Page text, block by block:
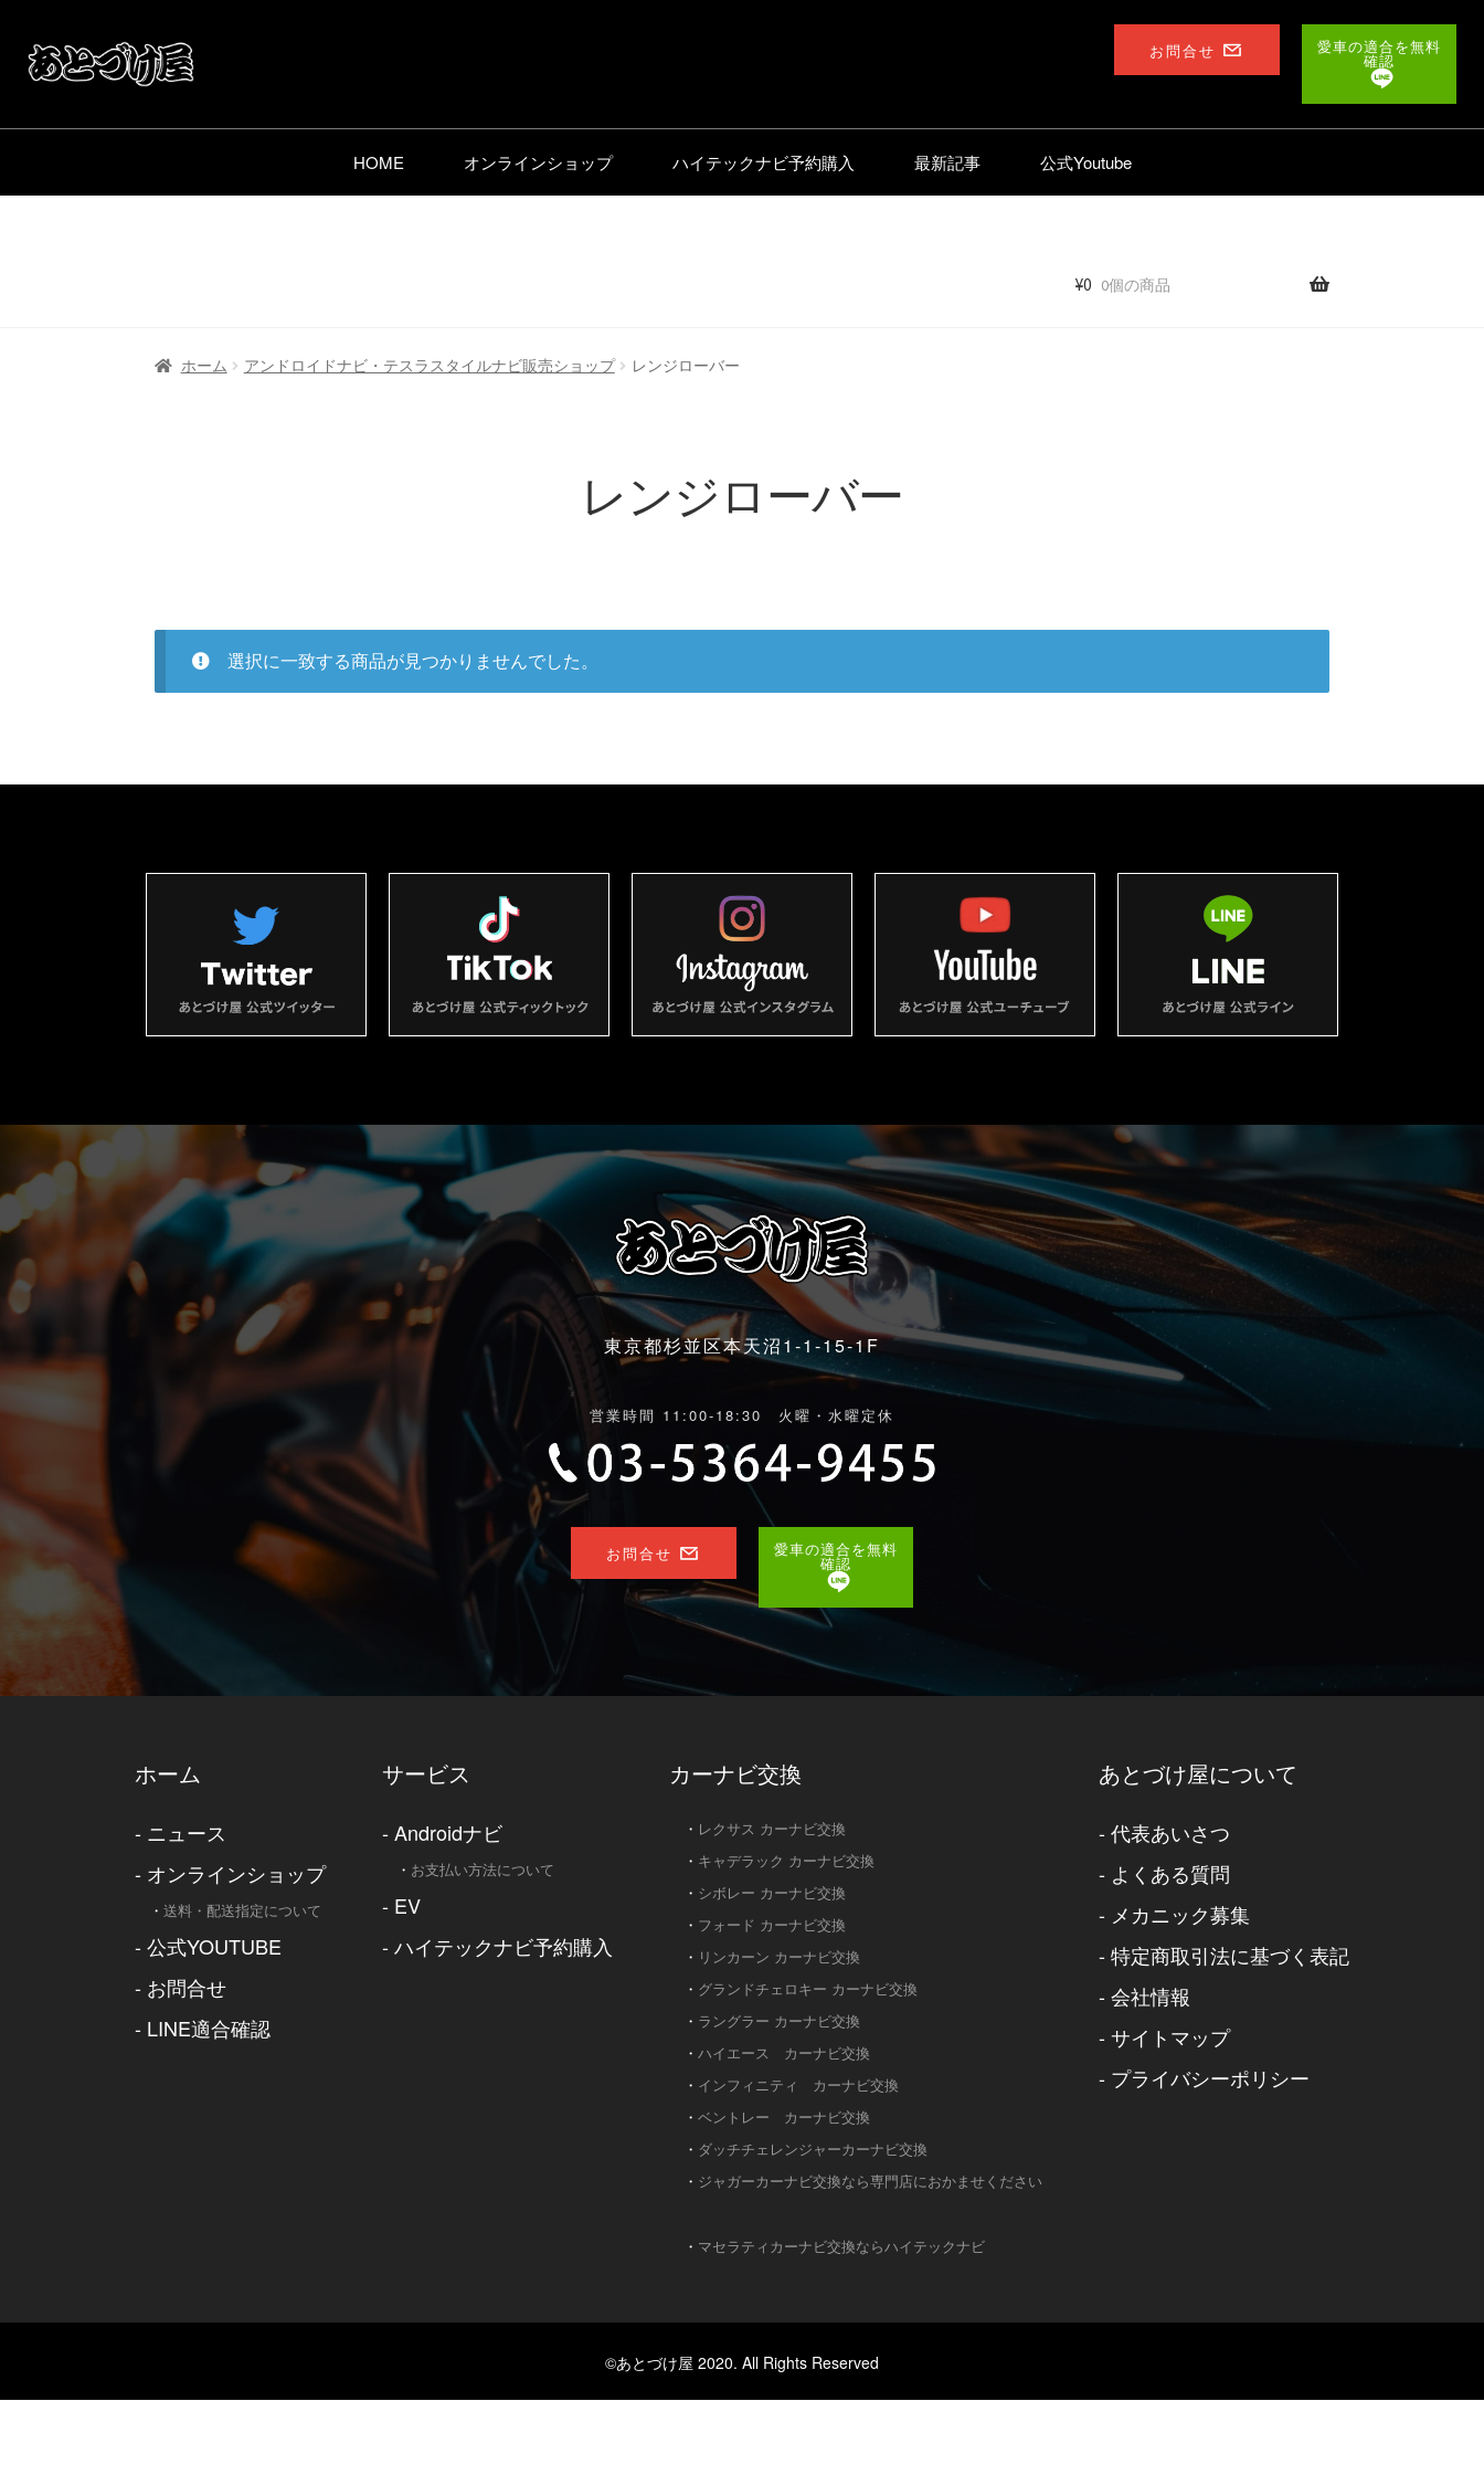
お問合せ 愛車の適合を無料
確認
HOME オンラインショップ ハイテックナビ予約購入 最新記事 公式Youtube
¥0 0個の商品
ホーム アンドロイドナビ・テスラスタイルナビ販売ショップ レンジローバー
レンジローバー
選択に一致する商品が見つかりませんでした。
東京都杉並区本天沼1-1-15-1F
営業時間 11:00-18:30 火曜・水曜定休
お問合せ 愛車の適合を無料
確認
ホーム
- ニュース
- オンラインショップ
・ 送料・配送指定について
- 公式YOUTUBE
- お問合せ
- LINE適合確認
サービス
- Androidナビ
・ お支払い方法について
- EV
- ハイテックナビ予約購入
カーナビ交換
・ レクサス カーナビ交換
・ キャデラック カーナビ交換
・ シボレー カーナビ交換
・ フォード カーナビ交換
・ リンカーン カーナビ交換
・ グランドチェロキー カーナビ交換
・ ラングラー カーナビ交換
・ ハイエース カーナビ交換
・ インフィニティ カーナビ交換
・ ベントレー カーナビ交換
・ ダッチチェレンジャーカーナビ交換
・ ジャガーカーナビ交換なら専門店におかませください
・ マセラティカーナビ交換ならハイテックナビ
あとづけ屋について
- 代表あいさつ
- よくある質問
- メカニック募集
- 特定商取引法に基づく表記
- 会社情報
- サイトマップ
- プライバシーポリシー
©あとづけ屋 2020. All Rights Reserved